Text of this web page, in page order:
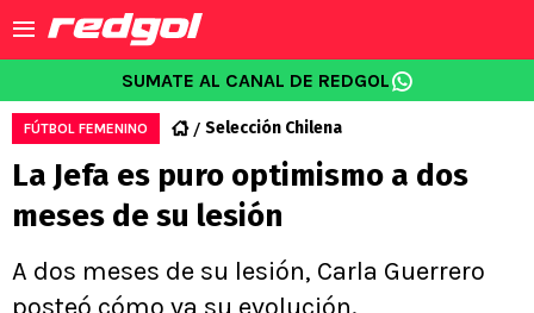
SUMATE AL CANAL DE REDGOL
FÚTBOL FEMENINO Selección Chilena
La Jefa es puro optimismo a dos
meses de su lesión
A dos meses de su lesión, Carla Guerrero